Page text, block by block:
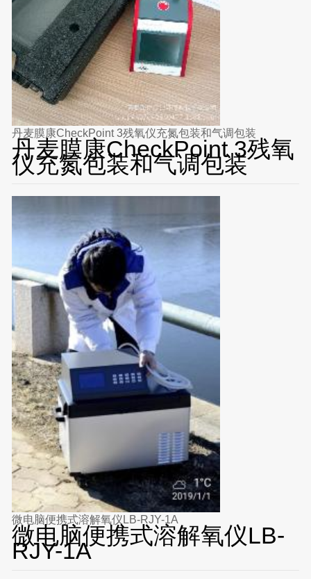
丹麦膜康CheckPoint 3残氧仪充氮包装和气调包装
丹麦膜康CheckPoint 3残氧
仪充氮包装和气调包装
微电脑便携式溶解氧仪LB-RJY-1A
微电脑便携式溶解氧仪LB-
RJY-1A